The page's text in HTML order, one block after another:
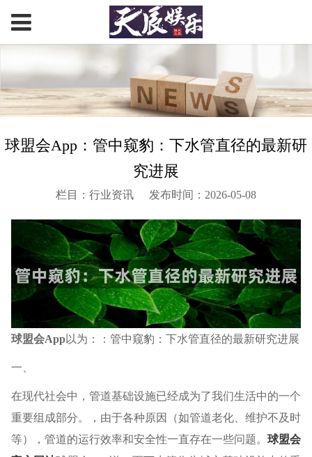
球盟会App：管中窥豹：下水管直径的最新研
究进展
栏目：行业资讯 发布时间：2026-05-08
球盟会App以为：：管中窥豹：下水管直径的最新研究进展
一、
在现代社会中，管道基础设施已经成为了我们生活中的一个
重要组成部分。，由于各种原因（如管道老化、维护不及时
等），管道的运行效率和安全性一直存在一些问题。球盟会